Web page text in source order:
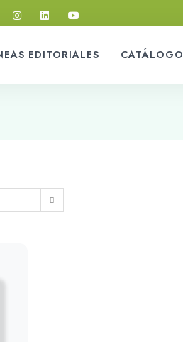
EDITORIALES CATÁLOGO